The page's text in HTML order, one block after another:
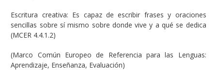
Escritura creativa: Es capaz de escribir frases y oraciones
sencillas sobre sí mismo sobre donde vive y a qué se dedica
(MCER 4.4.1.2)
(Marco Común Europeo de Referencia para las Lenguas:
Aprendizaje, Enseñanza, Evaluación)